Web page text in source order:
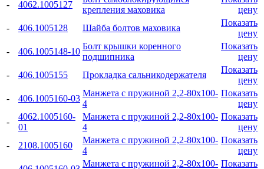
-
4062.1005127
крепления маховика
цену
-
406.1005128 Шайба болтов маховика
Показать
цену
-
406.1005148-10
Болт крышки коренного
подшипника
Показать
цену
-
406.1005155 Прокладка сальникодержателя
Показать
цену
-
406.1005160-03
Манжета с пружиной 2,2-80x100-
4
Показать
цену
-
4062.1005160-
01
Манжета с пружиной 2,2-80x100-
4
Показать
цену
-
2108.1005160
Манжета с пружиной 2,2-80x100-
4
Показать
цену
Манжета с пружиной 2,2-80x100- Показать